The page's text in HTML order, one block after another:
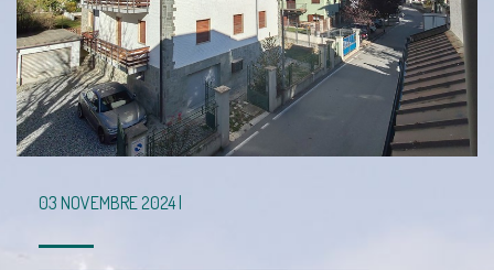
03 NOVEMBRE 2024 |